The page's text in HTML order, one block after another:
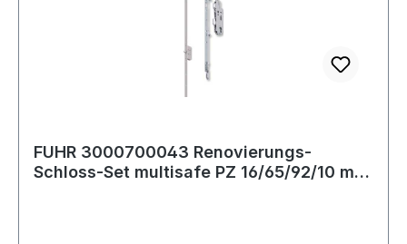
FUHR 3000700043 Renovierungs-
Schloss-Set multisafe PZ 16/65/92/10 mm